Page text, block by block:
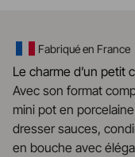
Fabriqué en France
Le charme d’un petit
Avec son format
mini pot en
dresser sauces,
en bouche avec